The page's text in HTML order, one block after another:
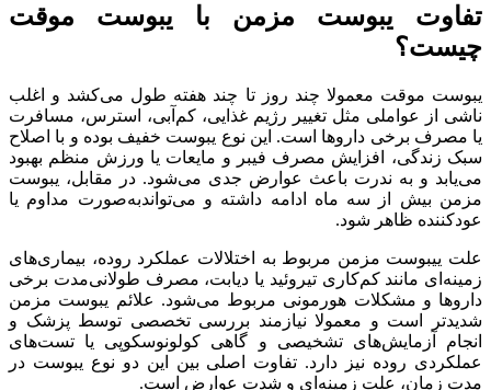
تفاوت یبوست مزمن با یبوست موقت
چیست؟
یبوست موقت معمولا چند روز تا چند هفته طول می‌کشد و اغلب
ناشی از عواملی مثل تغییر رژیم غذایی، کم‌آبی، استرس، مسافرت
یا مصرف برخی داروها است. این نوع یبوست خفیف بوده و با اصلاح
سبک زندگی، افزایش مصرف فیبر و مایعات یا ورزش منظم بهبود
می‌یابد و به ندرت باعث عوارض جدی می‌شود. در مقابل، یبوست
مزمن بیش از سه ماه ادامه داشته و می‌تواندبه‌صورت مداوم یا
عودکننده ظاهر شود.
علت ییبوست مزمن مربوط به اختلالات عملکرد روده، بیماری‌های
زمینه‌ای مانند کم‌کاری تیروئید یا دیابت، مصرف طولانی‌مدت برخی
داروها و مشکلات هورمونی مربوط می‌شود. علائم یبوست مزمن
شدیدتر است و معمولا نیازمند بررسی تخصصی توسط پزشک و
انجام آزمایش‌های تشخیصی و گاهی کولونوسکوپی یا تست‌های
عملکردی روده نیز دارد. تفاوت اصلی بین این دو نوع یبوست در
مدت زمان، علت زمینه‌ای و شدت عوارض است.